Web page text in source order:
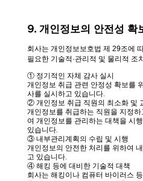
9. 개인정보의 안전성 확
회사는 개인정보보호법 제 29조에
필요한 기술적·관리적 및 물리적 조
① 정기적인 자체 감사 실시
개인정보 취급 관련 안정성 확보를
사를 실시하고 있습니다.
② 개인정보 취급 직원의 최소화 및
개인정보를 취급하는 직원을 지정
여 개인정보를 관리하는 대책을 시
있습니다.
③ 내부관리계획의 수립 및 시행
개인정보의 안전한 처리를 위하여
고 있습니다.
④ 해킹 등에 대비한 기술적 대책
회사는 해킹이나 컴퓨터 바이러스